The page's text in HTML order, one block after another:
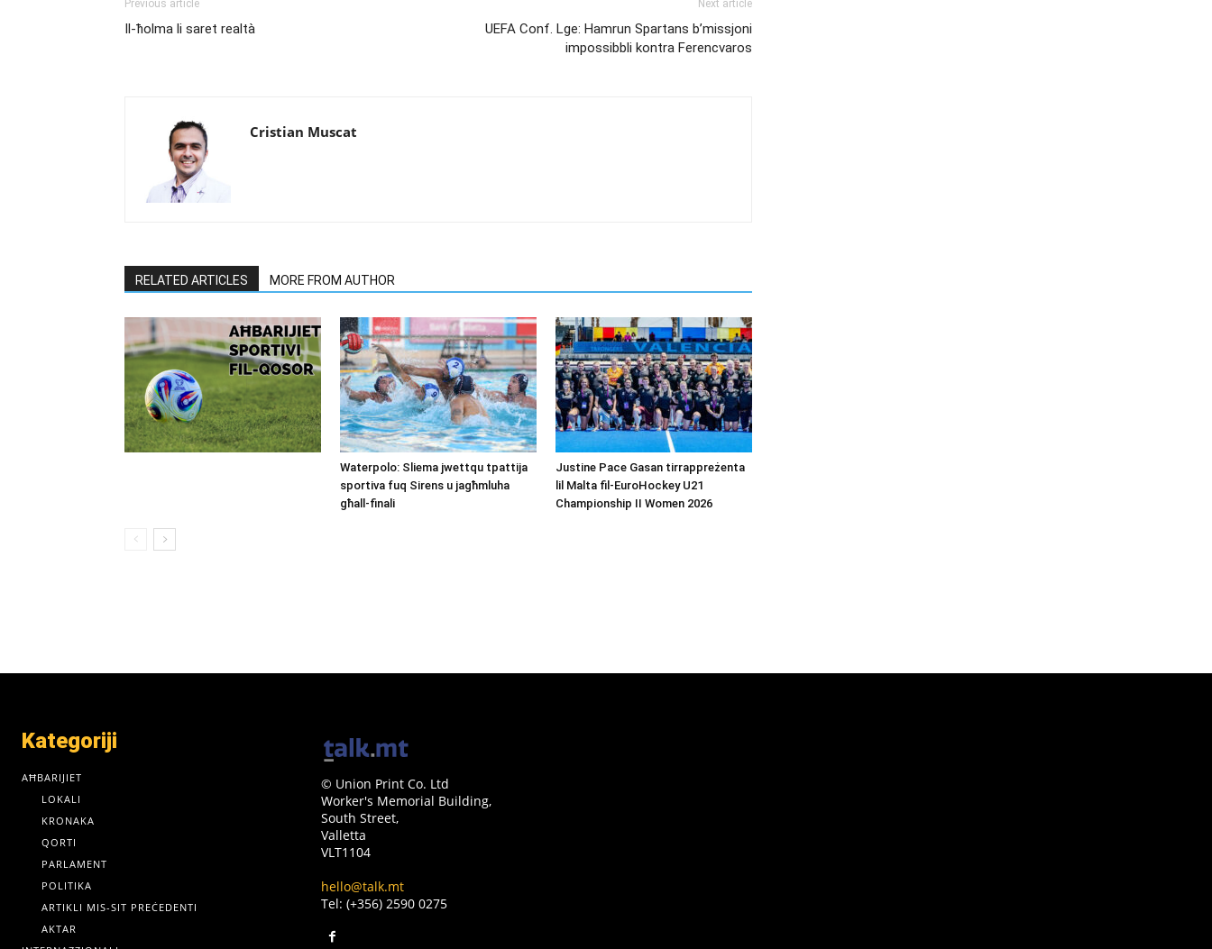
Previous article
Il-ħolma li saret realtà
Next article
UEFA Conf. Lge: Hamrun Spartans b’missjoni
impossibbli kontra Ferencvaros
Cristian Muscat
RELATED ARTICLES MORE FROM AUTHOR
Waterpolo: Sliema jwettqu tpattija
sportiva fuq Sirens u jagħmluha
għall-finali
Justine Pace Gasan tirrappreżenta
lil Malta fil-EuroHockey U21
Championship II Women 2026
Kategoriji
AĦBARIJIET
LOKALI
KRONAKA
QORTI
PARLAMENT
POLITIKA
ARTIKLI MIS-SIT PREĊEDENTI
AKTAR
© Union Print Co. Ltd
Worker's Memorial Building,
South Street,
Valletta
VLT1104
hello@talk.mt
Tel: (+356) 2590 0275